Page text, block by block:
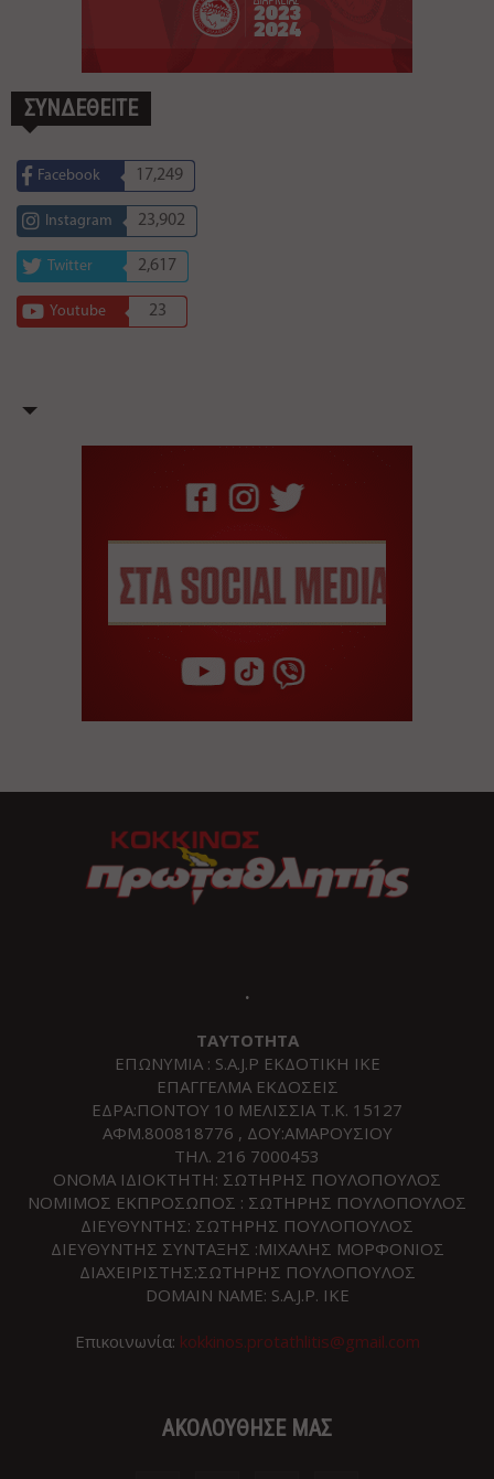
ΣΥΝΔΕΘΕΙΤΕ
Facebook 17,249
Instagram 23,902
Twitter 2,617
Youtube 23
.
ΤΑΥΤΟΤΗΤΑ
ΕΠΩΝΥΜΙΑ : S.A.J.P ΕΚΔΟΤΙΚΗ ΙΚΕ
ΕΠΑΓΓΕΛΜΑ ΕΚΔΟΣΕΙΣ
ΕΔΡΑ:ΠΟΝΤΟΥ 10 ΜΕΛΙΣΣΙΑ Τ.Κ. 15127
ΑΦΜ.800818776 , ΔΟΥ:ΑΜΑΡΟΥΣΙΟΥ
ΤΗΛ. 216 7000453
ΟΝΟΜΑ ΙΔΙΟΚΤΗΤΗ: ΣΩΤΗΡΗΣ ΠΟΥΛΟΠΟΥΛΟΣ
ΝΟΜΙΜΟΣ ΕΚΠΡΟΣΩΠΟΣ : ΣΩΤΗΡΗΣ ΠΟΥΛΟΠΟΥΛΟΣ
ΔΙΕΥΘΥΝΤΗΣ: ΣΩΤΗΡΗΣ ΠΟΥΛΟΠΟΥΛΟΣ
ΔΙΕΥΘΥΝΤΗΣ ΣΥΝΤΑΞΗΣ :ΜΙΧΑΛΗΣ ΜΟΡΦΟΝΙΟΣ
ΔΙΑΧΕΙΡΙΣΤΗΣ:ΣΩΤΗΡΗΣ ΠΟΥΛΟΠΟΥΛΟΣ
DOMAIN NAME: S.A.J.P. IKE
Επικοινωνία: kokkinos.protathlitis@gmail.com
ΑΚΟΛΟΥΘΗΣΕ ΜΑΣ